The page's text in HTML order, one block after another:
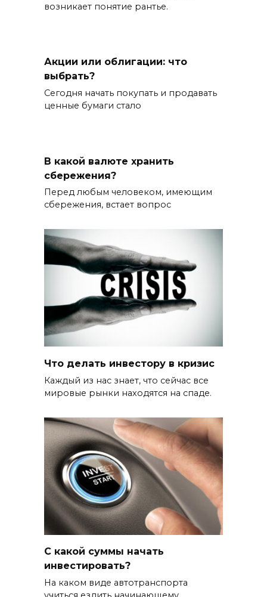
возникает понятие рантье.
Акции или облигации: что
выбрать?
Сегодня начать покупать и продавать
ценные бумаги стало
В какой валюте хранить
сбережения?
Перед любым человеком, имеющим
сбережения, встает вопрос
Что делать инвестору в кризис
Каждый из нас знает, что сейчас все
мировые рынки находятся на спаде.
С какой суммы начать
инвестировать?
На каком виде автотранспорта